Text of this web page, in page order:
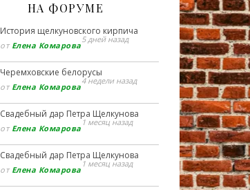
НА ФОРУМЕ
История щелкуновского кирпича
от Елена Комарова
5 дней назад
Черемховские белорусы
от Елена Комарова
4 недели назад
Свадебный дар Петра Щелкунова
от Елена Комарова
1 месяц назад
Свадебный дар Петра Щелкунова
от Елена Комарова
1 месяц назад